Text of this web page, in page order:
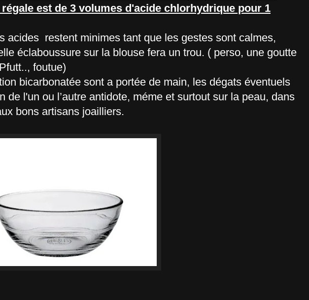
est de 3 volumes d'acide chlorhydrique pour 1
acides restent minimes tant que les gestes sont calmes,
éclaboussure sur la blouse fera un trou. ( perso, une goutte
foutue)
bicarbonatée sont a portée de main, les dégats éventuels
de l'un ou l’autre antidote, méme et surtout sur la peau, dans
bons artisans joailliers.